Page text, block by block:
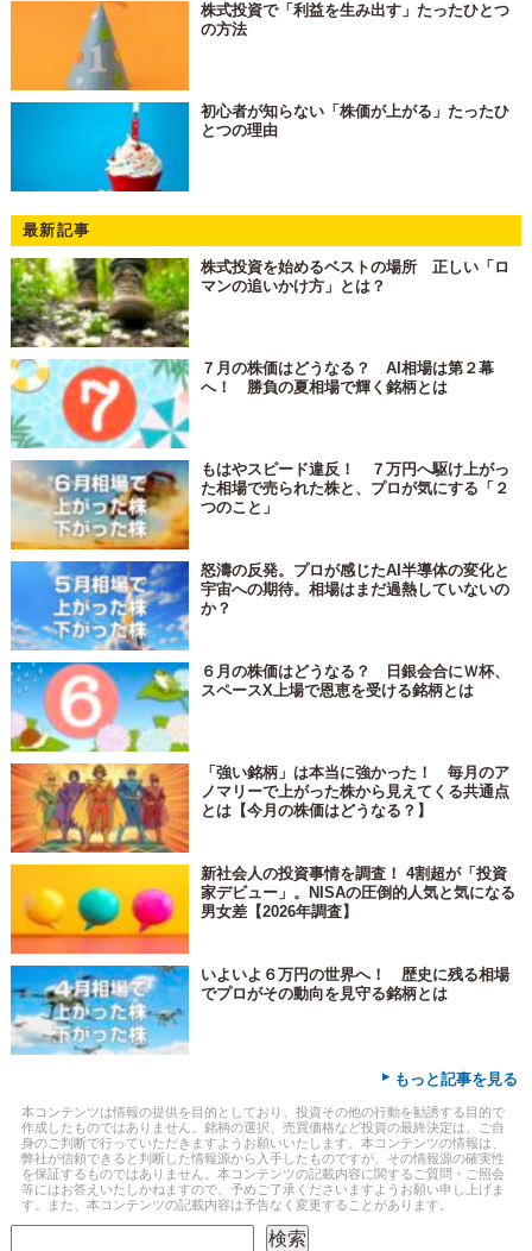
株式投資で「利益を生み出す」たったひとつ
の方法
初心者が知らない「株価が上がる」たったひ
とつの理由
最新記事
株式投資を始めるベストの場所 正しい「ロ
マンの追いかけ方」とは？
７月の株価はどうなる？ AI相場は第２幕
へ！ 勝負の夏相場で輝く銘柄とは
もはやスピード違反！ ７万円へ駆け上がっ
た相場で売られた株と、プロが気にする「２
つのこと」
怒濤の反発。プロが感じたAI半導体の変化と
宇宙への期待。相場はまだ過熱していないの
か？
６月の株価はどうなる？ 日銀会合にＷ杯、
スペースX上場で恩恵を受ける銘柄とは
「強い銘柄」は本当に強かった！ 毎月のア
ノマリーで上がった株から見えてくる共通点
とは【今月の株価はどうなる？】
新社会人の投資事情を調査！ 4割超が「投資
家デビュー」。NISAの圧倒的人気と気になる
男女差【2026年調査】
いよいよ６万円の世界へ！ 歴史に残る相場
でプロがその動向を見守る銘柄とは
▸ もっと記事を見る
本コンテンツは情報の提供を目的としており、投資その他の行動を勧誘する目的で
作成したものではありません。銘柄の選択、売買価格など投資の最終決定は、ご自
身のご判断で行っていただきますようお願いいたします。本コンテンツの情報は、
弊社が信頼できると判断した情報源から入手したものですが、その情報源の確実性
を保証するものではありません。本コンテンツの記載内容に関するご質問・ご照会
等にはお答えいたしかねますので、予めご了承くださいますようお願い申し上げま
す。また、本コンテンツの記載内容は予告なく変更することがあります。
検索